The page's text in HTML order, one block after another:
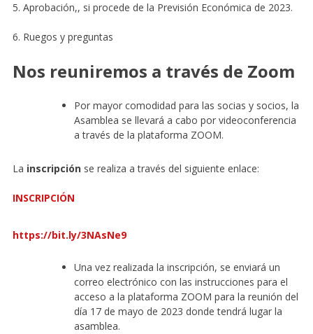
5. Aprobación,, si procede de la Previsión Económica de 2023.
6. Ruegos y preguntas
Nos reuniremos a través de Zoom
Por mayor comodidad para las socias y socios, la
Asamblea se llevará a cabo por videoconferencia
a través de la plataforma ZOOM.
La inscripciónse realiza a través del siguiente enlace:
INSCRIPCIÓN
https://bit.ly/3NAsNe9
Una vez realizada la inscripción, se enviará un
correo electrónico con las instrucciones para el
acceso a la plataforma ZOOM para la reunión del
día 17 de mayo de 2023 donde tendrá lugar la
asamblea.